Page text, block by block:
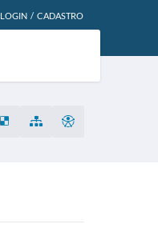
LOGIN / CADASTRO